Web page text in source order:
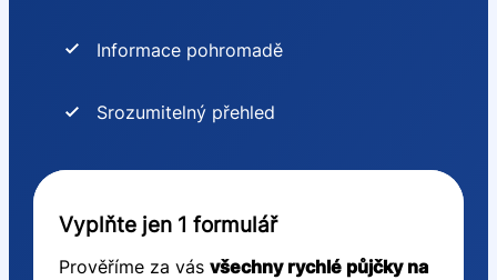
Informace pohromadě
Srozumitelný přehled
Vyplňte jen 1 formulář
Prověříme za vás všechny rychlé půjčky na